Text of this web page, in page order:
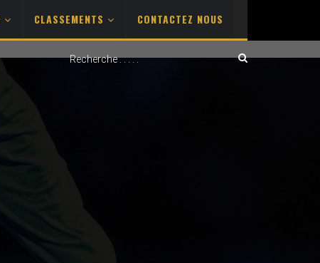
CLASSEMENTS CONTACTEZ NOUS